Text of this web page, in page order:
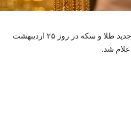
قیمت جدید طلا و سکه در روز ۲۵ اردیبهشت